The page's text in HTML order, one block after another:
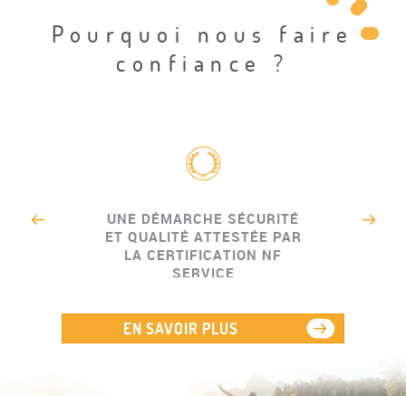
Pourquoi nous faire
confiance ?
UNE DÉMARCHE SÉCURITÉ
ET QUALITÉ ATTESTÉE PAR
LA CERTIFICATION NF
SERVICE
EN SAVOIR PLUS